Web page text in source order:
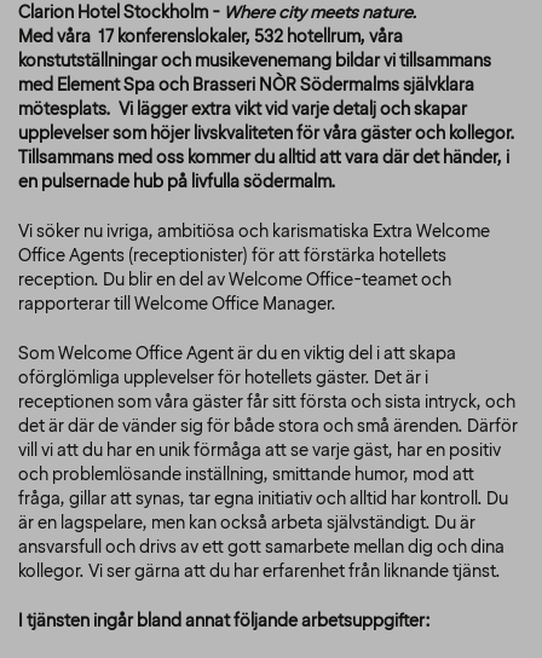
Clarion Hotel Stockholm - Where city meets nature.
Med våra 17 konferenslokaler, 532 hotellrum, våra
konstutställningar och musikevenemang bildar vi tillsammans
med Element Spa och Brasseri NÒR Södermalms självklara
mötesplats. Vi lägger extra vikt vid varje detalj och skapar
upplevelser som höjer livskvaliteten för våra gäster och kollegor.
Tillsammans med oss kommer du alltid att vara där det händer, i
en pulsernade hub på livfulla södermalm.
Vi söker nu ivriga, ambitiösa och karismatiska Extra Welcome
Office Agents (receptionister) för att förstärka hotellets
reception. Du blir en del av Welcome Office-teamet och
rapporterar till Welcome Office Manager.
Som Welcome Office Agent är du en viktig del i att skapa
oförglömliga upplevelser för hotellets gäster. Det är i
receptionen som våra gäster får sitt första och sista intryck, och
det är där de vänder sig för både stora och små ärenden. Därför
vill vi att du har en unik förmåga att se varje gäst, har en positiv
och problemlösande inställning, smittande humor, mod att
fråga, gillar att synas, tar egna initiativ och alltid har kontroll. Du
är en lagspelare, men kan också arbeta självständigt. Du är
ansvarsfull och drivs av ett gott samarbete mellan dig och dina
kollegor. Vi ser gärna att du har erfarenhet från liknande tjänst.
I tjänsten ingår bland annat följande arbetsuppgifter: